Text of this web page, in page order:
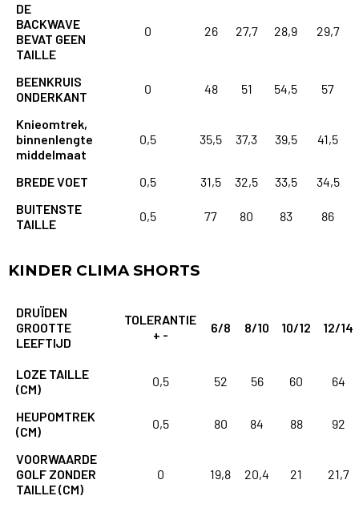
DE
BACKWAVE
BEVAT GEEN
TAILLE
0 26 27,7 28,9 29,7
BEENKRUIS
ONDERKANT
0 48 51 54,5 57
Knieomtrek,
binnenlengte
middelmaat
0,5 35,5 37,3 39,5 41,5
BREDE VOET 0,5 31,5 32,5 33,5
34,5
BUITENSTE
TAILLE
0,5 77 80 83 86
KINDER CLIMA SHORTS
DRUÏDEN
GROOTTE
LEEFTIJD
TOLERANTIE
+ -
6/8 8/10 10/12 12/14
LOZE TAILLE
(CM)
0,5 52 56 60 64
HEUPOMTREK
(CM)
0,5 80 84 88 92
VOORWAARDE
GOLF ZONDER
TAILLE (CM)
0 19,8 20,4 21 21,7